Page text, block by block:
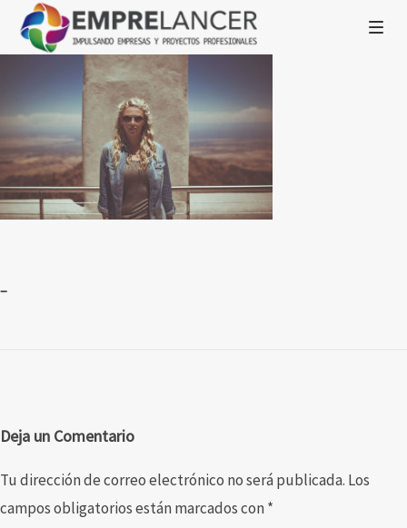
Deja un Comentario
Tu dirección de correo electrónico no será publicada. Los
campos obligatorios están marcados con *